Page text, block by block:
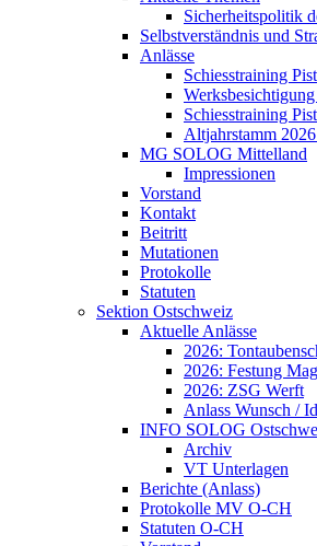
Sicherheitspolitik
Selbstverständnis und
Anlässe
Schiesstraining
Schiesstraining
Altjahrstamm
MG SOLOG Mittelland
Impressionen
Vorstand
Kontakt
Beitritt
Mutationen
Protokolle
Statuten
Sektion Ostschweiz
Aktuelle Anlässe
2026:
2026: Festung
2026: ZSG Werft
Anlass Wunsch /
INFO SOLOG
Archiv
VT Unterlagen
Berichte (Anlass)
Protokolle MV O-CH
Statuten O-CH